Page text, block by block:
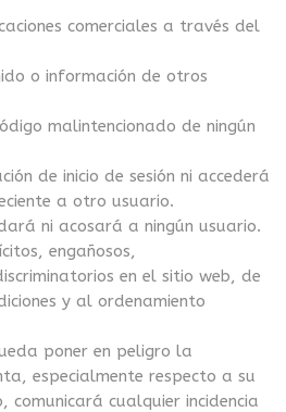
comerciales a través del
o información de otros
malintencionado de ningún
de inicio de sesión ni accederá
a otro usuario.
ni acosará a ningún usuario.
engañosos,
en el sitio web, de
y al ordenamiento
poner en peligro la
especialmente respecto a su
comunicará cualquier incidencia